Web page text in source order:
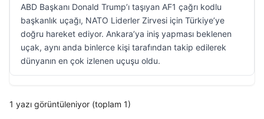
ABD Başkanı Donald Trump’ı taşıyan AF1 çağrı kodlu
başkanlık uçağı, NATO Liderler Zirvesi için Türkiye’ye
doğru hareket ediyor. Ankara’ya iniş yapması beklenen
uçak, aynı anda binlerce kişi tarafından takip edilerek
dünyanın en çok izlenen uçuşu oldu.
1 yazı görüntüleniyor (toplam 1)